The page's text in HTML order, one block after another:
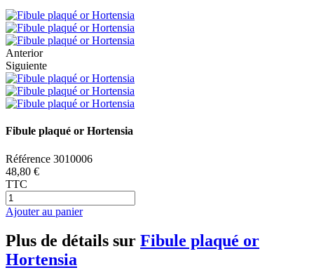
Anterior
Siguiente
Fibule plaqué or Hortensia
Référence 3010006
48,80 €
TTC
Ajouter au panier
Plus de détails sur Fibule plaqué or
Hortensia